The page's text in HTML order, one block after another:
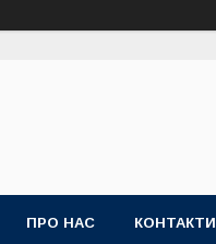
ПРО НАС КОНТАКТИ